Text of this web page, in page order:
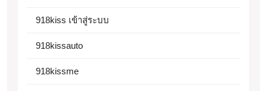
918kiss เข้าสู่ระบบ
918kissauto
918kissme